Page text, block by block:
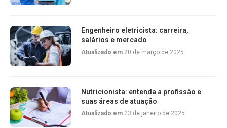
Engenheiro eletricista: carreira,
salários e mercado
Atualizado em 20 de março de 2025
Nutricionista: entenda a profissão e
suas áreas de atuação
Atualizado em 23 de janeiro de 2025